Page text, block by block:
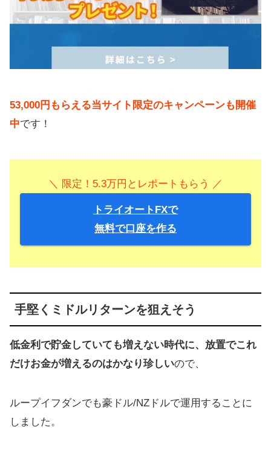
53,000円もらえる当サイト限定のキャンペーンも開催
中です！
＼ 限定！5.3万円とレポートもらう ／
トライオートFXで
無料で口座を作る
手堅くミドルリターンを狙えそう
低金利で貯金していても増えない時代に、放置でこれ
だけお金が増えるのはかなり珍しいので、
ループイフダンでも豪ドル/NZドルで運用することに
しました。